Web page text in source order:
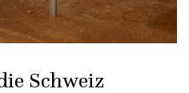
Schweiz